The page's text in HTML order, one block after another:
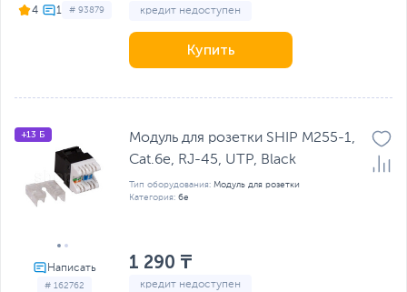
4 # 93879 кредит недоступен
Купить
# 162762
+13 Б
Модуль для розетки SHIP M255-1,
Cat.6e, RJ-45, UTP, Black
Тип оборудования: Модуль для розетки
Категория: 6e
1 290 ₸
кредит недоступен